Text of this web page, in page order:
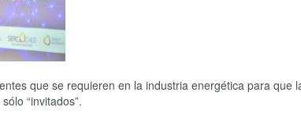
que se requieren en la industria energética para que
“invitados”.